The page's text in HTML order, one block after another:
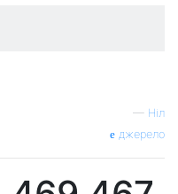
— Ніл
джерело